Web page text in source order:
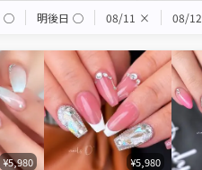
◯ 明後日 ◯ 08/11 × 08/12
¥5,980 ¥5,980